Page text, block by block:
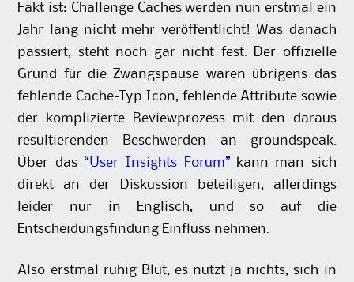
Fakt ist: Challenge Caches werden nun erstmal ein
Jahr lang nicht mehr veröffentlicht! Was danach
passiert, steht noch gar nicht fest. Der offizielle
Grund für die Zwangspause waren übrigens das
fehlende Cache-Typ Icon, fehlende Attribute sowie
der komplizierte Reviewprozess mit den daraus
resultierenden Beschwerden an groundspeak.
Über das “User Insights Forum”kann man sich
direkt an der Diskussion beteiligen, allerdings
leider nur in Englisch, und so auf die
Entscheidungsfindung Einfluss nehmen.
Also erstmal ruhig Blut, es nutzt ja nichts, sich in